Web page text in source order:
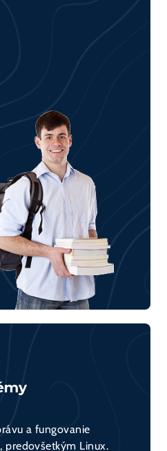
a fungovanie
predovšetkým Linux.